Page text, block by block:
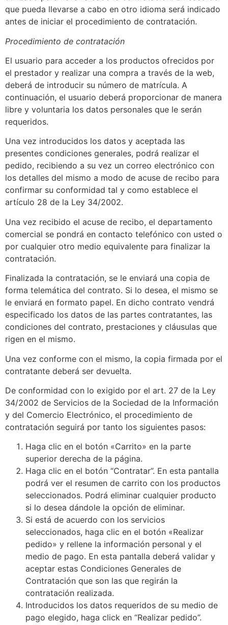
que pueda llevarse a cabo en otro idioma será indicado
antes de iniciar el procedimiento de contratación.
Procedimiento de contratación
El usuario para acceder a los productos ofrecidos por
el prestador y realizar una compra a través de la web,
deberá de introducir su número de matrícula. A
continuación, el usuario deberá proporcionar de manera
libre y voluntaria los datos personales que le serán
requeridos.
Una vez introducidos los datos y aceptada las
presentes condiciones generales, podrá realizar el
pedido, recibiendo a su vez un correo electrónico con
los detalles del mismo a modo de acuse de recibo para
confirmar su conformidad tal y como establece el
artículo 28 de la Ley 34/2002.
Una vez recibido el acuse de recibo, el departamento
comercial se pondrá en contacto telefónico con usted o
por cualquier otro medio equivalente para finalizar la
contratación.
Finalizada la contratación, se le enviará una copia de
forma telemática del contrato. Si lo desea, el mismo se
le enviará en formato papel. En dicho contrato vendrá
especificado los datos de las partes contratantes, las
condiciones del contrato, prestaciones y cláusulas que
rigen en el mismo.
Una vez conforme con el mismo, la copia firmada por el
contratante deberá ser devuelta.
De conformidad con lo exigido por el art. 27 de la Ley
34/2002 de Servicios de la Sociedad de la Información
y del Comercio Electrónico, el procedimiento de
contratación seguirá por tanto los siguientes pasos:
Haga clic en el botón «Carrito» en la parte
superior derecha de la página.
Haga clic en el botón “Contratar”. En esta pantalla
podrá ver el resumen de carrito con los productos
seleccionados. Podrá eliminar cualquier producto
si lo desea dándole la opción de eliminar.
Si está de acuerdo con los servicios
seleccionados, haga clic en el botón «Realizar
pedido» y rellene la información personal y el
medio de pago. En esta pantalla deberá validar y
aceptar estas Condiciones Generales de
Contratación que son las que regirán la
contratación realizada.
Introducidos los datos requeridos de su medio de
pago elegido, haga click en “Realizar pedido”.